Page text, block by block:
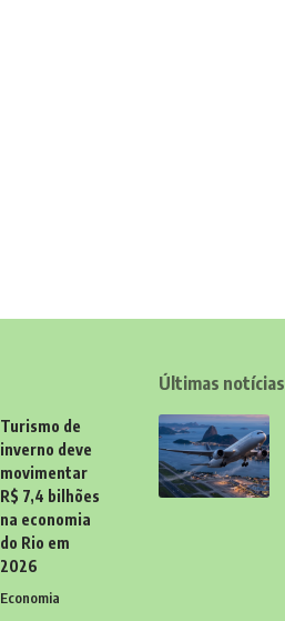
Turismo de
inverno deve
movimentar
R$ 7,4 bilhões
na economia
do Rio em
2026
Economia
Últimas notícias